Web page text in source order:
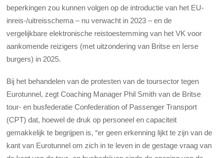
beperkingen zou kunnen volgen op de introductie van het EU-
inreis-/uitreisschema – nu verwacht in 2023 – en de
vergelijkbare elektronische reistoestemming van het VK voor
aankomende reizigers (met uitzondering van Britse en Ierse
burgers) in 2025.
Bij het behandelen van de protesten van de toursector tegen
Eurotunnel, zegt Coaching Manager Phil Smith van de Britse
tour- en busfederatie Confederation of Passenger Transport
(CPT) dat, hoewel de druk op personeel en capaciteit
gemakkelijk te begrijpen is, “er geen erkenning lijkt te zijn van de
kant van Eurotunnel om zich in te leven in de gestage vraag van